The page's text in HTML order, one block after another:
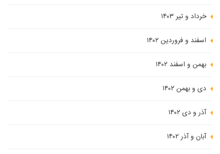
خرداد و تیر ۱۴۰۳
اسفند و فروردین ۱۴۰۲
بهمن و اسفند ۱۴۰۲
دی و بهمن ۱۴۰۲
آذر و دی ۱۴۰۲
آبان و آذر ۱۴۰۲